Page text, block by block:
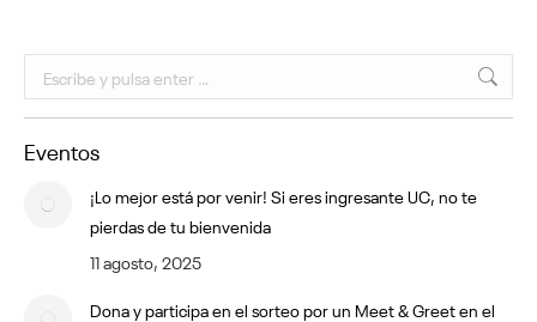
Buscar:
Eventos
¡Lo mejor está por venir! Si eres ingresante UC, no te
pierdas de tu bienvenida
11 agosto, 2025
Dona y participa en el sorteo por un Meet & Greet en el